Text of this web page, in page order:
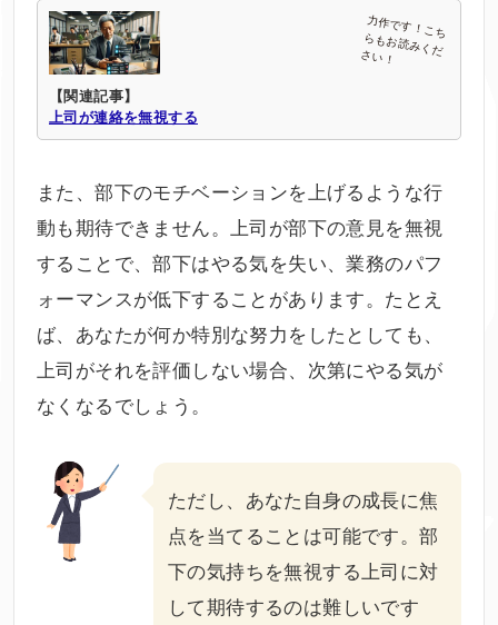
【関連記事】
上司が連絡を無視する
また、部下のモチベーションを上げるような行
動も期待できません。上司が部下の意見を無視
することで、部下はやる気を失い、業務のパフ
ォーマンスが低下することがあります。たとえ
ば、あなたが何か特別な努力をしたとしても、
上司がそれを評価しない場合、次第にやる気が
なくなるでしょう。
ただし、あなた自身の成長に焦
点を当てることは可能です。部
下の気持ちを無視する上司に対
して期待するのは難しいです